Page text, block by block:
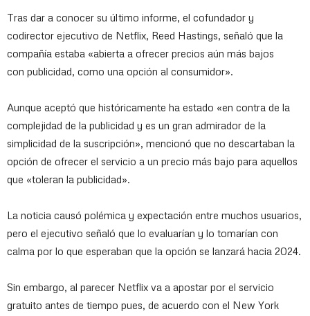
Tras dar a conocer su último informe, el cofundador y
codirector ejecutivo de Netflix, Reed Hastings, señaló que la
compañía estaba «abierta a ofrecer precios aún más bajos
con publicidad, como una opción al consumidor».
Aunque aceptó que históricamente ha estado «en contra de la
complejidad de la publicidad y es un gran admirador de la
simplicidad de la suscripción», mencionó que no descartaban la
opción de ofrecer el servicio a un precio más bajo para aquellos
que «toleran la publicidad».
La noticia causó polémica y expectación entre muchos usuarios,
pero el ejecutivo señaló que lo evaluarían y lo tomarían con
calma por lo que esperaban que la opción se lanzará hacia 2024.
Sin embargo, al parecer Netflix va a apostar por el servicio
gratuito antes de tiempo pues, de acuerdo con el New York